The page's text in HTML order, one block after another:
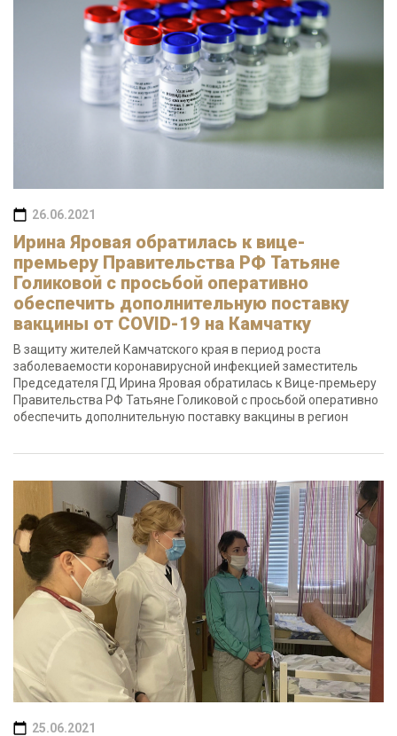
26.06.2021
Ирина Яровая обратилась к вице-
премьеру Правительства РФ Татьяне
Голиковой с просьбой оперативно
обеспечить дополнительную поставку
вакцины от COVID-19 на Камчатку
В защиту жителей Камчатского края в период роста
заболеваемости коронавирусной инфекцией заместитель
Председателя ГД Ирина Яровая обратилась к Вице-премьеру
Правительства РФ Татьяне Голиковой с просьбой оперативно
обеспечить дополнительную поставку вакцины в регион
25.06.2021